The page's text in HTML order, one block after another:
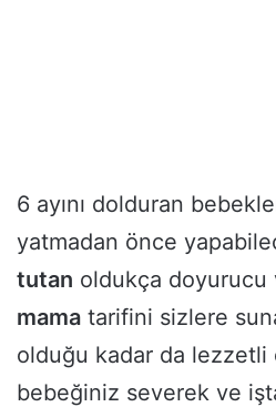
6 ayını dolduran
yatmadan önce
tutan oldukça doyurucu
mama tarifini sizlere
olduğu kadar da lezzetli
bebeğiniz severek ve